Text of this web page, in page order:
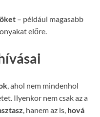
– például magasabb
előre.
, ahol nem mindenhol
Ilyenkor nem csak az a
, hanem az is, hová